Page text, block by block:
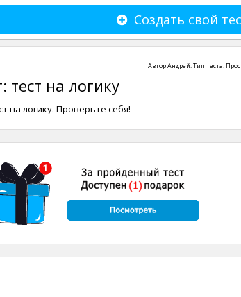
Создать свой
АвторАндрей. Тип теста:
на логику
на логику. Проверьте себя!